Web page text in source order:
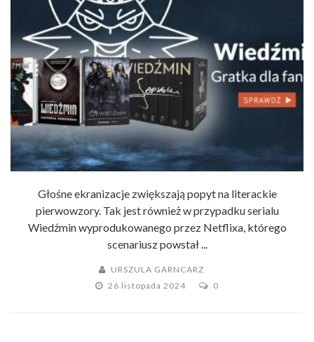
Głośne ekranizacje zwiększają popyt na literackie
pierwowzory. Tak jest również w przypadku serialu
Wiedźmin wyprodukowanego przez Netflixa, którego
scenariusz powstał ...
URSZULA GARNCARZ
26 listopada 2024
0